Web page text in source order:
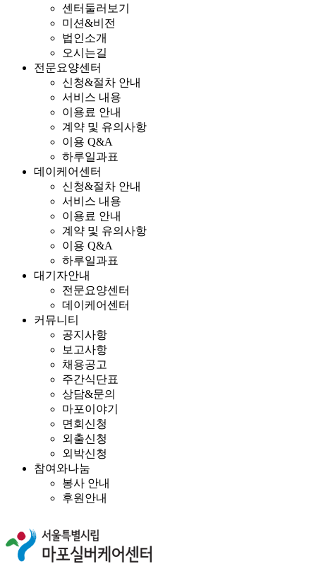
센터둘러보기
미션&비전
법인소개
오시는길
전문요양센터
신청&절차 안내
서비스 내용
이용료 안내
계약 및 유의사항
이용 Q&A
하루일과표
데이케어센터
신청&절차 안내
서비스 내용
이용료 안내
계약 및 유의사항
이용 Q&A
하루일과표
대기자안내
전문요양센터
데이케어센터
커뮤니티
공지사항
보고사항
채용공고
주간식단표
상담&문의
마포이야기
면회신청
외출신청
외박신청
참여와나눔
봉사 안내
후원안내